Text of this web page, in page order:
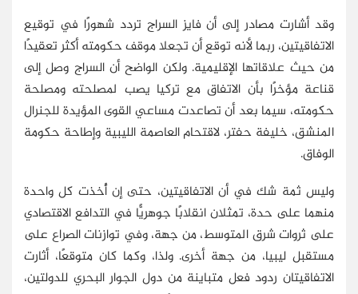
وقد أشارت مصادر إلى أن فايز السراج تردد شهورًا في توقيع
الاتفاقيتين، ربما لأنه توقع أن تجعلا موقف حكومته أكثر تعقيدًا
من حيث علاقاتها الإقليمية. ولكن الواضح أن السراج وصل إلى
قناعة مؤخرًا بأن الاتفاق مع تركيا يصب لمصلحته ومصلحة
حكومته، سيما بعد أن تصاعدت مساعي القوى المؤيدة للجنرال
المنشق، خليفة حفتر، لاقتحام العاصمة الليبية وإطاحة حكومة
الوفاق.
وليس ثمة شك في أن الاتفاقيتين، حتى إن أُخذت كل واحدة
منهما على حدة، تمثلان انقلابًا جوهريًّا في التدافع الاقتصادي
على ثروات شرق المتوسط، من جهة، وفي توازنات الصراع على
مستقبل ليبيا، من جهة أخرى. ولذا، وكما كان متوقعًا، أثارت
الاتفاقيتان ردود فعل متباينة من دول الجوار البحري للدولتين،